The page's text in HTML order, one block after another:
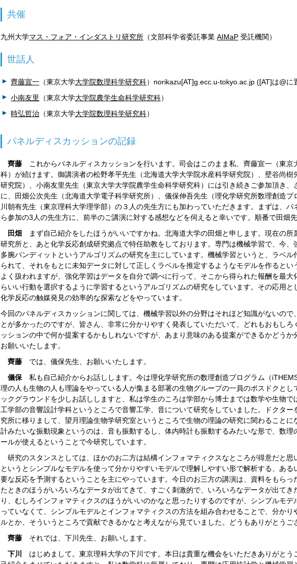
共催
九州大学マス・フォア・インダストリ研究所 （文部科学省委託事業 AIMaP 受託機関）
世話人
齊藤宣一 （東京大学大学院数理科学研究科）norikazu[AT]g.ecc.u-tokyo.ac.jp ([AT]は@に
小南友里
（東京大学大学院農学生命科学研究科）
時弘哲治 （東京大学大学院数理科学研究科）
パネルディスカッションの記録
齊藤 これからパネルディスカッションを行います。司会はこのまま私、齊藤宣一（東京
科）が続けます。御講演者の松野孝平先生（北海道大学大学院水産科学研究院）、壁谷尚樹
研究院）、小南友里先生（東京大学大学院農学生命科学研究科）には引き続きご参加頂き、
に、田畑公次先生（北海道大学電子科学研究所）、儀保伸吾先生（理化学研究所数理創造
川朝有先生（東京理科大学理学部）の３人の先生方にも加わっていただきます。まずは、パ
ら参加の3人の先生方に、前半のご講演に対する感想などを伺えると幸いです。順番で田畑
田畑
まず自己紹介をしたほうがいいですかね。北海道大学の田畑と申します。現在の所
研究所と、あと化学反応創成研究拠点で特任助教をしております。専門は機械学習で、今、
多腕バンディットというアルゴリズムの研究を主にしています。機械学習というと、ラベル
られて、それをもとに未知データに対して正しくラベルを推定するようなモデルを作るとい
よく扱われますが、強化学習はデータを自分で調べに行って、そこから得られた報酬を最大
らいい行動を選択するように学習するというアルゴリズムの研究をしています。その応用と
化学反応の触媒発見の効率的な探索などをやっています。
今回のパネルディスカッションに関しては、機械学習以外の分野はそれほど知識がないので
とが多かったのですが、皆さん、非常に分かりやすく発表していただいて、どれもおもしろ
ッションの中で何か提案するかもしれないですが、あまり意味のある提案ができるかどうか
お願いいたします。
齊藤 では、儀保先生、お願いいたします。
儀保 私も自己紹介からお話しします。今は理化学研究所の数理創造プログラム（
理の人も生物の人も理論をやっている人が集まる部署の生物グループの一員のポスドクとし
ックグラウンドを少しお話ししますと、私は学生のころは学部から博士までは数学や生物で
工学部の音響設計学科というところで音響工学、音について研究をしていました。ドクター
究所に移りまして、望月理論生物学研究室というところで生物の理論の研究に関わることに
計みたいな振動現象というのは、音も振動するし、体内時計も振動するみたいな形で、数理
ールが使えるということで今研究しています。
研究のスタンスとしては、ほかのお二方は結構インフォマティクスなところが得意だと思
というとシンプルなモデルを使って分かりやすいモデルで理解しやすい形で解析する、ある
要な反応を予測するということを主にやっています。今日のお三方の講演は、資料をもらっ
たときのほうがいろいろなデータが出てきて、すごく刺激的で、いろいろなデータが出てき
り、むしろインフォマティクスのほうがいいのかなと思ったりするのですが、シンプルモデ
っていなくて、シンプルモデルとインフォマティクスの方法を組み合わせることで、分かり
ルとか、そういうところで貢献できるかなと考えながら見ていました。どうもありがとうご
齊藤 それでは、下川先生、お願いします。
下川
はじめまして。東京理科大学の下川です。本日は貴重な機会をいただきありがとう